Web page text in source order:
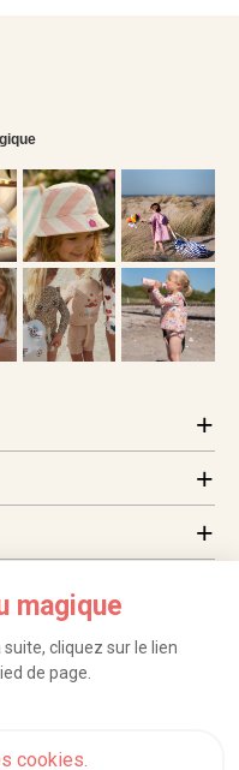
magique
cliquez sur le lien
de page.
cookies.
|Protection des données